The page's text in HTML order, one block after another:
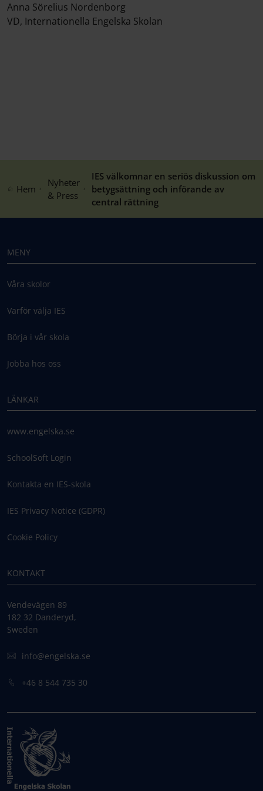
Anna Sörelius Nordenborg
VD, Internationella Engelska Skolan
Hem
Nyheter
& Press
IES välkomnar en seriös diskussion om
betygsättning och införande av
central rättning
MENY
Våra skolor
Varför välja IES
Börja i vår skola
Jobba hos oss
LÄNKAR
www.engelska.se
SchoolSoft Login
Kontakta en IES-skola
IES Privacy Notice (GDPR)
Cookie Policy
KONTAKT
Vendevägen 89
182 32 Danderyd,
Sweden
info@engelska.se
+46 8 544 735 30